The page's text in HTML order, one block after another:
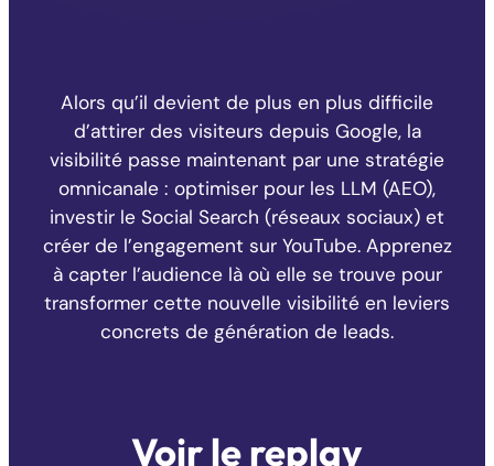
Alors qu’il devient de plus en plus difficile
d’attirer des visiteurs depuis Google, la
visibilité passe maintenant par une stratégie
omnicanale : optimiser pour les LLM (AEO),
investir le Social Search (réseaux sociaux) et
créer de l’engagement sur YouTube. Apprenez
à capter l’audience là où elle se trouve pour
transformer cette nouvelle visibilité en leviers
concrets de génération de leads.
Voir le replay